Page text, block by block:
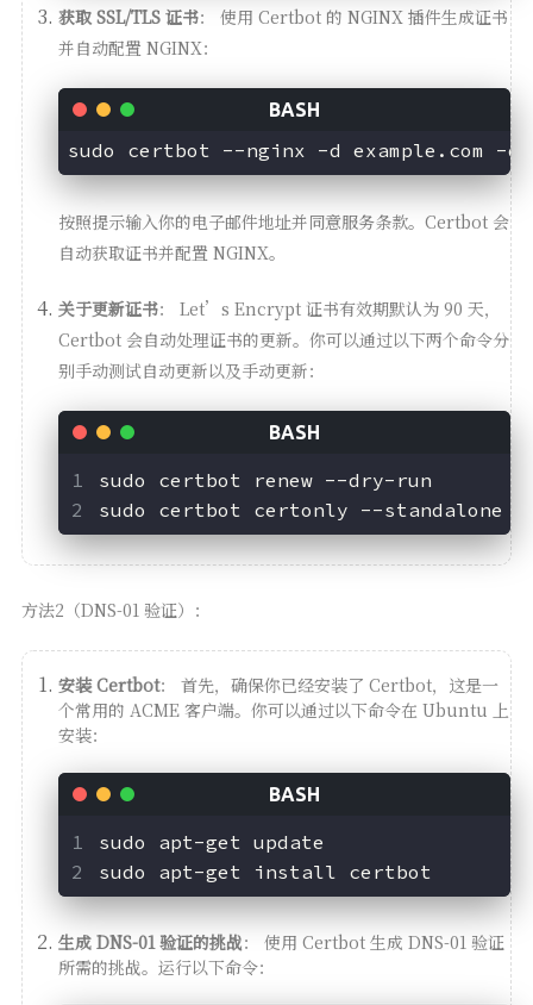
获取 SSL/TLS 证书： 使用 Certbot 的 NGINX 插件生成证书
并自动配置 NGINX：
按照提示输入你的电子邮件地址并同意服务条款。Certbot 会
自动获取证书并配置 NGINX。
关于更新证书： Let’s Encrypt 证书有效期默认为 90 天，
Certbot 会自动处理证书的更新。你可以通过以下两个命令分
别手动测试自动更新以及手动更新：
sudo certbot renew --dry-run
sudo certbot certonly --standalone -d
方法2（DNS-01 验证）：
安装 Certbot： 首先，确保你已经安装了 Certbot，这是一
个常用的 ACME 客户端。你可以通过以下命令在 Ubuntu 上
安装：
sudo apt-get update
sudo apt-get install certbot
生成 DNS-01 验证的挑战： 使用 Certbot 生成 DNS-01 验证
所需的挑战。运行以下命令：